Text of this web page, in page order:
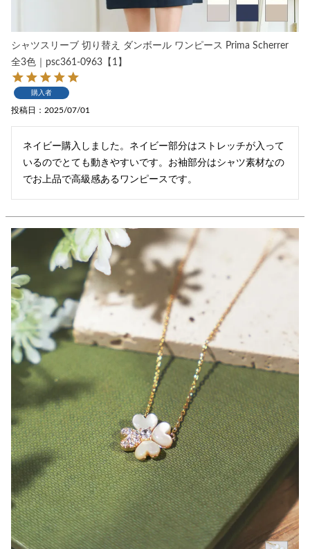
シャツスリーブ 切り替え ダンボール ワンピース Prima Scherrer
全3色｜psc361-0963【1】
購入者
投稿日 2025/07/01
ネイビー購入しました。ネイビー部分はストレッチが入って
いるのでとても動きやすいです。お袖部分はシャツ素材なの
でお上品で高級感あるワンピースです。